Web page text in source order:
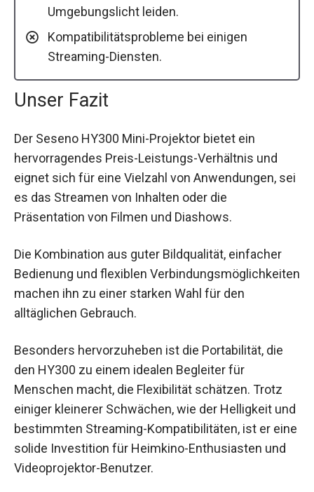
Umgebungslicht leiden.
Kompatibilitätsprobleme bei einigen
Streaming-Diensten.
Unser Fazit
Der Seseno HY300 Mini-Projektor bietet ein
hervorragendes Preis-Leistungs-Verhältnis und
eignet sich für eine Vielzahl von Anwendungen, sei
es das Streamen von Inhalten oder die
Präsentation von Filmen und Diashows.
Die Kombination aus guter Bildqualität, einfacher
Bedienung und flexiblen Verbindungsmöglichkeiten
machen ihn zu einer starken Wahl für den
alltäglichen Gebrauch.
Besonders hervorzuheben ist die Portabilität, die
den HY300 zu einem idealen Begleiter für
Menschen macht, die Flexibilität schätzen. Trotz
einiger kleinerer Schwächen, wie der Helligkeit und
bestimmten Streaming-Kompatibilitäten, ist er eine
solide Investition für Heimkino-Enthusiasten und
Videoprojektor-Benutzer.